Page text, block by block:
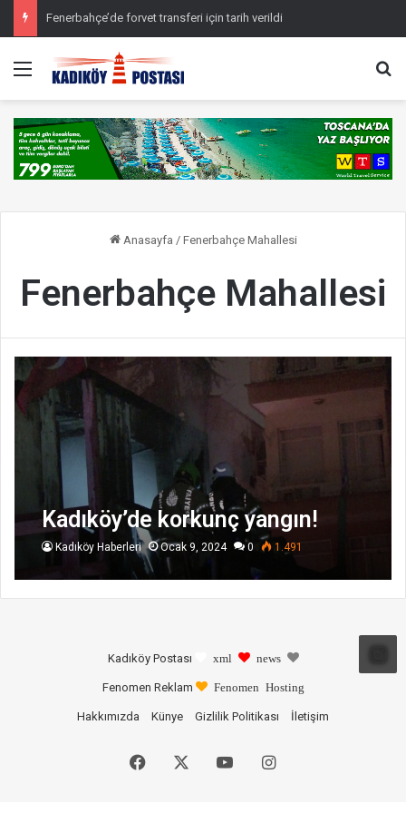
Fenerbahçe’de forvet transferi için tarih verildi
Menü
Anasayfa / Fenerbahçe Mahallesi
Fenerbahçe Mahallesi
Kadıköy’de korkunç yangın!
Kadıköy Haberleri Ocak 9, 2024 0 1.491
Kadıköy Postası xml news
Fenomen Reklam Fenomen Hosting
Hakkımızda Künye Gizlilik Politikası İletişim
Facebook YouTubeInstagram